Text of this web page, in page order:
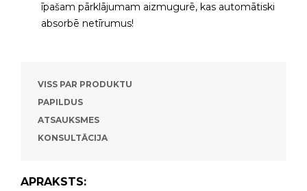
īpašam pārklājumam aizmugurē, kas automātiski
absorbē netīrumus!
VISS PAR PRODUKTU
PAPILDUS
ATSAUKSMES
KONSULTĀCIJA
APRAKSTS: